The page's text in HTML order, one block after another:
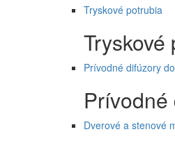
Tryskové potrubia
Tryskové
Prívodné difúzory
Dverové a stenové